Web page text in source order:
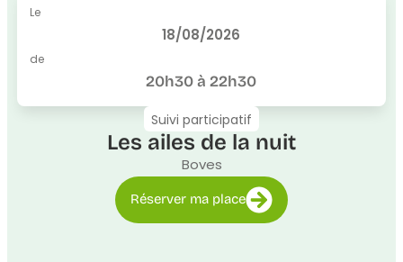
Le
18/08/2026
de
20h30 à 22h30
Suivi participatif
Les ailes de la nuit
Boves
Réserver ma place